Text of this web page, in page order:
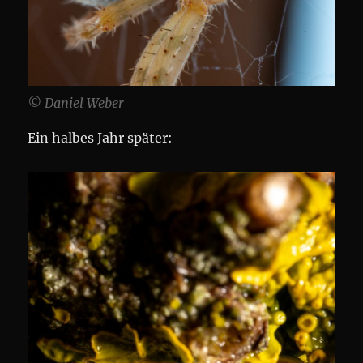
© Daniel Weber
Ein halbes Jahr später: